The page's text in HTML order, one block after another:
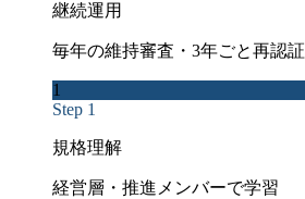
継続運用
毎年の維持審査・3年ごと再認証
1
Step 1
規格理解
経営層・推進メンバーで学習